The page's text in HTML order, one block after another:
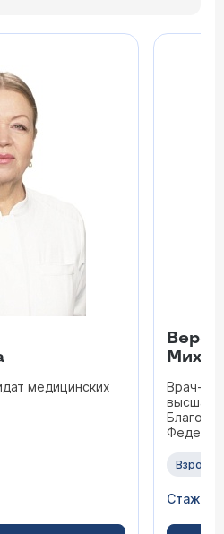
медицинских
Врач-
высшая
(РОХ),
(АОР),
России,
Стаж 20